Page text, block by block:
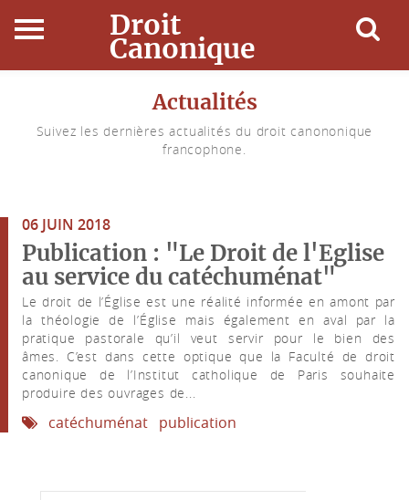
Droit
Canonique
Droit Canonique
Actualités
Connexion
Actualités
Suivez les dernières actualités du droit canononique
francophone.
06 JUIN 2018
Publication : "Le Droit de l'Eglise
au service du catéchuménat"
Le droit de l’Église est une réalité informée en amont par
la théologie de l’Église mais également en aval par la
pratique pastorale qu’il veut servir pour le bien des
âmes. C’est dans cette optique que la Faculté de droit
canonique de l’Institut catholique de Paris souhaite
produire des ouvrages de...
catéchuménat publication